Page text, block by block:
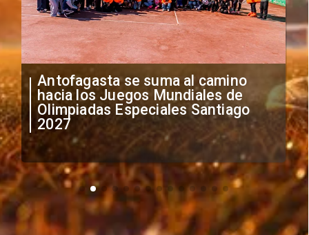
"Falta de profesionalismo": Sifup
anuncia medidas por situación
irregular de futbolistas
extranjeros